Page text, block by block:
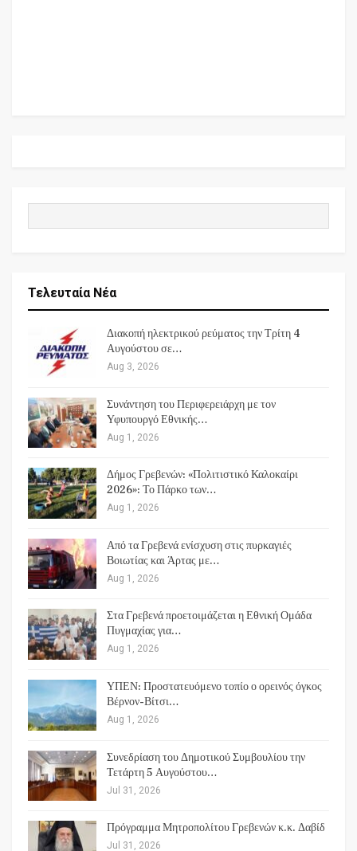
Τελευταία Νέα
Διακοπή ηλεκτρικού ρεύματος την Τρίτη 4
Αυγούστου σε…
Aug 3, 2026
Συνάντηση του Περιφερειάρχη με τον
Υφυπουργό Εθνικής…
Aug 1, 2026
Δήμος Γρεβενών: «Πολιτιστικό Καλοκαίρι
2026»: Το Πάρκο των…
Aug 1, 2026
Από τα Γρεβενά ενίσχυση στις πυρκαγιές
Βοιωτίας και Άρτας με…
Aug 1, 2026
Στα Γρεβενά προετοιμάζεται η Εθνική Ομάδα
Πυγμαχίας για…
Aug 1, 2026
ΥΠΕΝ: Προστατευόμενο τοπίο ο ορεινός όγκος
Βέρνον-Βίτσι…
Aug 1, 2026
Συνεδρίαση του Δημοτικού Συμβουλίου την
Τετάρτη 5 Αυγούστου…
Jul 31, 2026
Πρόγραμμα Μητροπολίτου Γρεβενών κ.κ. Δαβίδ
Jul 31, 2026